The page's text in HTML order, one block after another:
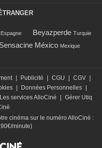
Espagne Beyazperde Turquie
Sensacine México Mexique
Publicité CGU CGV
Données Personnelles
Les services AlloCiné
Gérer Utiq
cinéma sur le numéro AlloCiné :
minute)